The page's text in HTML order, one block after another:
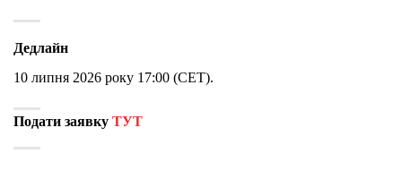
Дедлайн
10 липня 2026 року 17:00 (CET).
Подати заявку ТУТ